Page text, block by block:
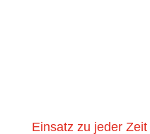
Einsatz zu jeder Zeit